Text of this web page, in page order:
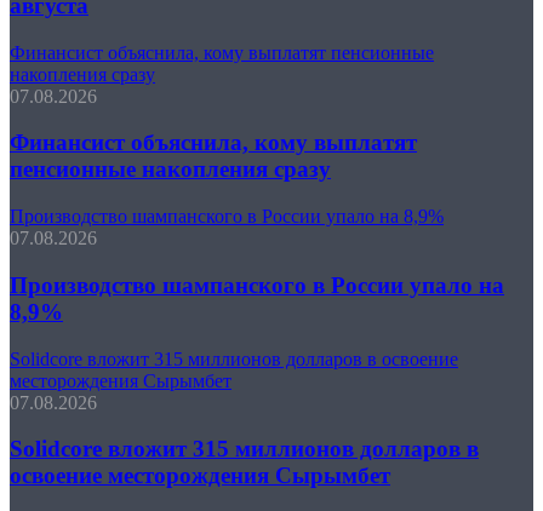
августа
Финансист объяснила, кому выплатят пенсионные
накопления сразу
07.08.2026
Финансист объяснила, кому выплатят
пенсионные накопления сразу
Производство шампанского в России упало на 8,9%
07.08.2026
Производство шампанского в России упало на
8,9%
Solidcore вложит 315 миллионов долларов в освоение
месторождения Сырымбет
07.08.2026
Solidcore вложит 315 миллионов долларов в
освоение месторождения Сырымбет